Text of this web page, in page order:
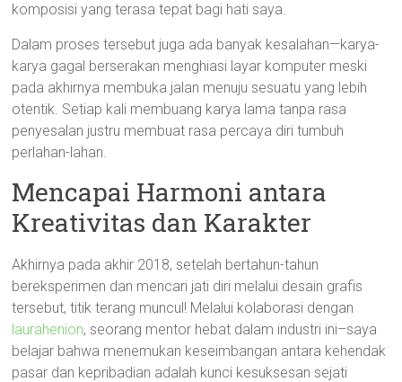
komposisi yang terasa tepat bagi hati saya.
Dalam proses tersebut juga ada banyak kesalahan—karya-
karya gagal berserakan menghiasi layar komputer meski
pada akhirnya membuka jalan menuju sesuatu yang lebih
otentik. Setiap kali membuang karya lama tanpa rasa
penyesalan justru membuat rasa percaya diri tumbuh
perlahan-lahan.
Mencapai Harmoni antara
Kreativitas dan Karakter
Akhirnya pada akhir 2018, setelah bertahun-tahun
bereksperimen dan mencari jati diri melalui desain grafis
tersebut, titik terang muncul! Melalui kolaborasi dengan
laurahenion, seorang mentor hebat dalam industri ini–saya
belajar bahwa menemukan keseimbangan antara kehendak
pasar dan kepribadian adalah kunci kesuksesan sejati